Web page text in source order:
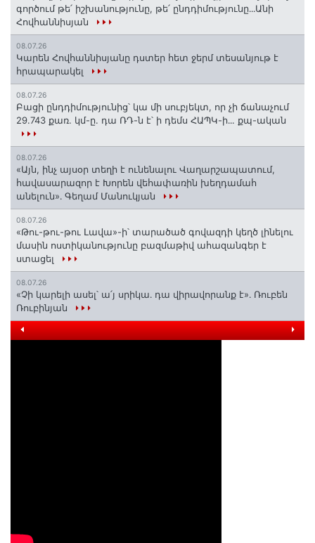
գործում թե՛ իշխանությունը, թե՛ ընդդիմությունը․․․Անի
Հովհաննիսյան
08.07.26
Կարեն Հովհաննիսյանը դստեր հետ ջերմ տեսանյութ է
հրապարակել
08.07.26
Բացի ընդդիմությունից՝ կա մի սուբյեկտ, որ չի ճանաչում
29.743 քառ. կմ-ը. դա ՌԴ-ն է՝ ի դեմս ՀԱՊԿ-ի․․. քպ-ական
08.07.26
«Այն, ինչ այսօր տեղի է ունենալու Վաղարշապատում,
հավասարազոր է Խորեն վեհափառին խեղդամահ
անելուն»․ Գեղամ Մանուկյան
08.07.26
«Թու-թու-թու Լավա»-ի՝ տարածած գովազդի կեղծ լինելու
մասին ոստիկանությունը բազմաթիվ ահազանգեր է
ստացել
08.07.26
«Չի կարելի ասել՝ ա՛յ սրիկա․ դա վիրավորանք է»․ Ռուբեն
Ռուբինյան